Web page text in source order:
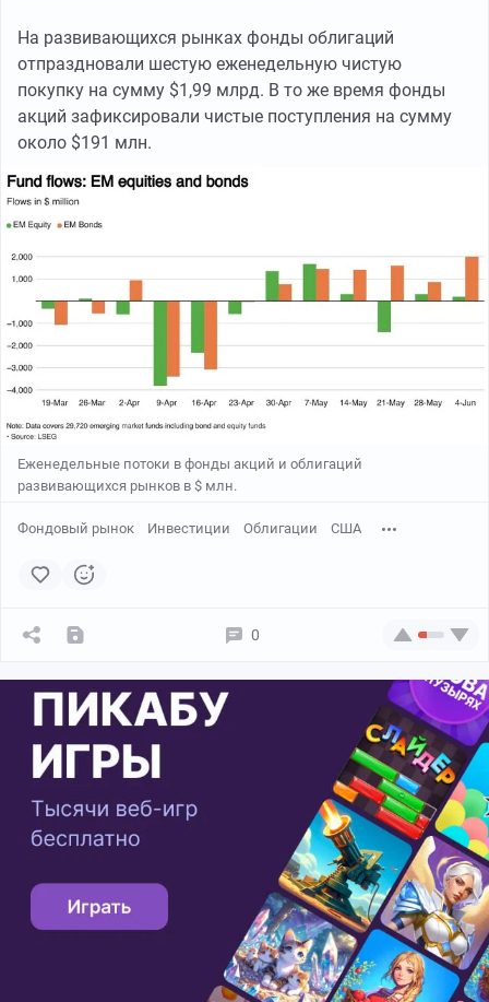
На развивающихся рынках фонды облигаций
отпраздновали шестую еженедельную чистую
покупку на сумму $1,99 млрд. В то же время фонды
акций зафиксировали чистые поступления на сумму
около $191 млн.
Еженедельные потоки в фонды акций и облигаций
развивающихся рынков в $ млн.
Фондовый рынок Инвестиции Облигации США
0